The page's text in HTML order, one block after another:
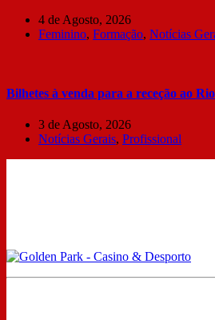
4 de Agosto, 2026
Feminino, Formação, Notícias
Bilhetes à venda para a receção ao
3 de Agosto, 2026
Notícias Gerais, Profissional